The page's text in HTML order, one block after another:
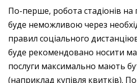
По-перше, робота стадіонів на
буде неможливою через
правил соціального
буде рекомендовано носити
послуги максимально мають
(наприклад купівля квитків).